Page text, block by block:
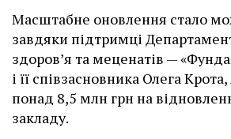
Масштабне оновлення стало
завдяки підтримці
здоров’я та меценатів —
і її співзасновника Олега
понад 8,5 млн грн на
закладу.